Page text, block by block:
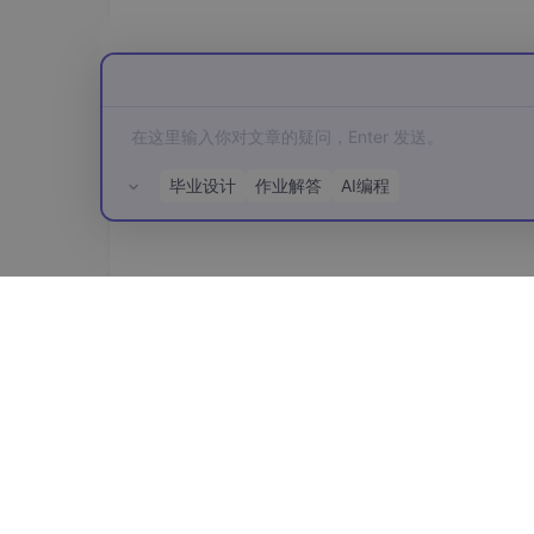
毕业设计 作业解答 AI编程